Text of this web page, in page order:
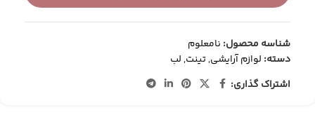
شناسه محصول: نامعلوم
دسته: لوازم آرایشی,تینت,لب
اشتراک گذاری: